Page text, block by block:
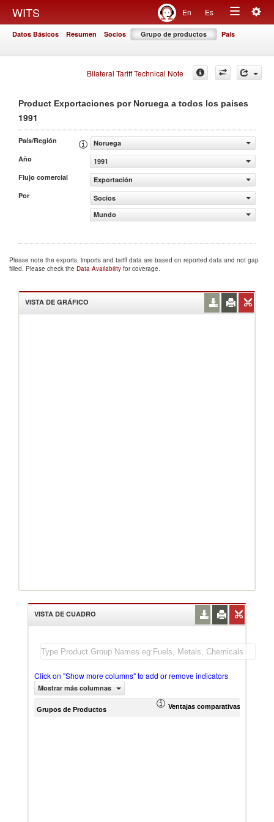
WITS En Es
Toggle
Datos Básicos Resumen Socios Grupo de productos País
Bilateral Tariff Technical Note
Product Exportaciones por Noruega a todos los paises
1991
País/Región
Noruega
Año
1991
Flujo comercial
Exportación
Por
Socios
Mundo
Please note the exports, imports and tariff data are based on reported data and not gap
filled. Please check the Data Availability for coverage.
VISTA DE GRÁFICO
VISTA DE CUADRO
Click on "Show more columns" to add or remove indicators
Mostrar más columnas
Grupos de Productos Ventajas comparativas reveladas